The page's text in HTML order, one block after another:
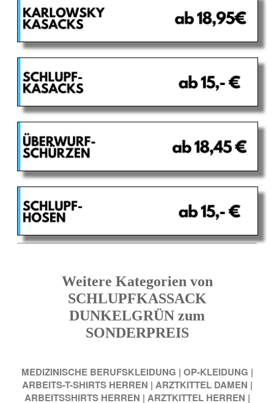
Weitere Kategorien von
SCHLUPFKASSACK
DUNKELGRÜN zum
SONDERPREIS
MEDIZINISCHE BERUFSKLEIDUNG | OP-KLEIDUNG |
ARBEITS-T-SHIRTS HERREN | ARZTKITTEL DAMEN |
ARBEITSSHIRTS HERREN | ARZTKITTEL HERREN |